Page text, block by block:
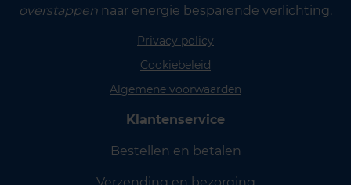
overstappen naar energie besparende verlichting.
Privacy policy
Cookiebeleid
Algemene voorwaarden
Klantenservice
Bestellen en betalen